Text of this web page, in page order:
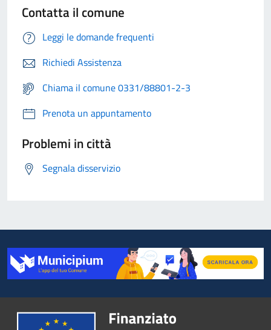
Contatta il comune
Leggi le domande frequenti
Richiedi Assistenza
Chiama il comune 0331/88801-2-3
Prenota un appuntamento
Problemi in città
Segnala disservizio